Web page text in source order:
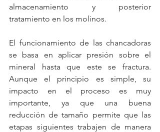
almacenamiento y posterior
tratamiento en los molinos.
El funcionamiento de las chancadoras
se basa en aplicar presión sobre el
mineral hasta que este se fractura.
Aunque el principio es simple, su
impacto en el proceso es muy
importante, ya que una buena
reducción de tamaño permite que las
etapas siguientes trabajen de manera